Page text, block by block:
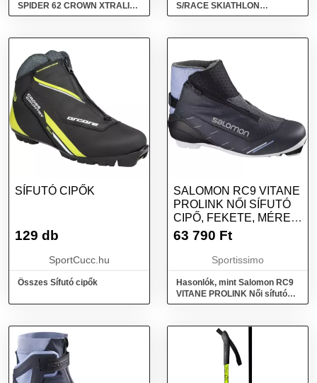
SPIDER 62 CROWN XTRALITE
IFP IFP + CONTROL STEP - IN
S/RACE SKIATHLON
PROLINK JR Junior sífutó
SÍFUTÓ CIPŐK
129 db
SportCucc.hu
Összes Sífutó cipők
SALOMON RC9 VITANE
PROLINK NŐI SÍFUTÓ
CIPŐ, FEKETE, MÉRET
41 1/3
63 790 Ft
Sportissimo
Hasonlók, mint Salomon RC9
VITANE PROLINK Női sífutó
cipő, fekete, méret 41 1/3